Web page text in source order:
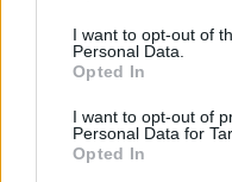
I want to opt-out of
Personal Data.
Opted In
I want to opt-out of
Personal Data for
Opted In
Ajax Feyenoord
Daarom zit Peter
Welke keeper